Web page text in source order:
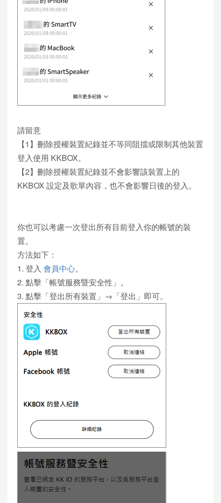
請留意
【1】刪除授權裝置紀錄並不等同阻擋或限制其他裝置
登入使用 KKBOX。
【2】刪除授權裝置紀錄並不會影響該裝置上的
KKBOX 設定及歌單內容，也不會影響日後的登入。
你也可以考慮一次登出所有目前登入你的帳號的裝
置。
方法如下：
1. 登入 會員中心。
2. 點擊「帳號服務暨安全性」。
3. 點擊「登出所有裝置」→「登出」即可。